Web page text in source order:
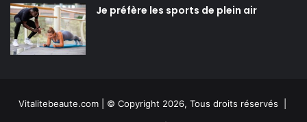
Je préfère les sports de plein air
Vitalitebeaute.com | © Copyright 2026, Tous droits réservés |